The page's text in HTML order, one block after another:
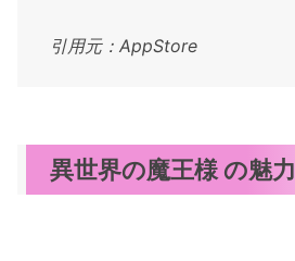
引用元：AppStore
異世界の魔王様 の魅力